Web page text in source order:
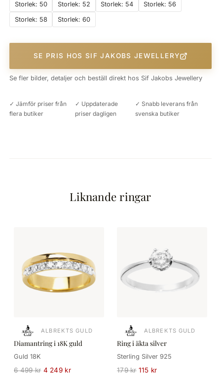
Storlek: 50 Storlek: 52 Storlek: 54 Storlek: 56
Storlek: 58 Storlek: 60
SE PRIS HOS SIF JAKOBS JEWELLERY
Se fler bilder, detaljer och beställ direkt hos Sif Jakobs Jewellery
✓ Jämför priser från
flera butiker
✓ Uppdaterade
priser dagligen
✓ Snabb leverans från
svenska butiker
Liknande ringar
ALBREKTS GULD
Diamantring i 18K guld
Guld 18K
6 499 kr 4 249 kr
ALBREKTS GULD
Ring i äkta silver
Sterling Silver 925
179 kr 115 kr